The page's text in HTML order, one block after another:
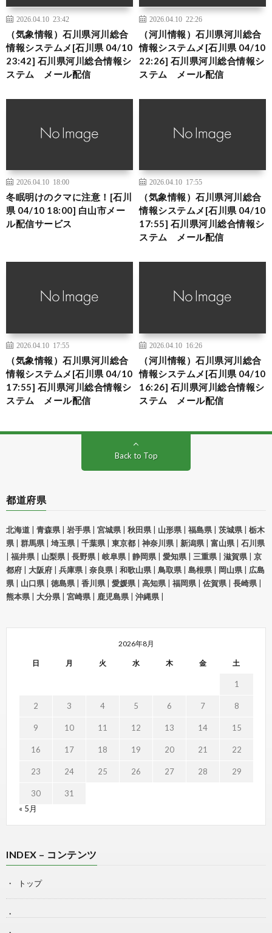
2026.04.10 23:42
（気象情報）石川県河川総合
情報システムメ[石川県 04/10
23:42] 石川県河川総合情報シ
ステム メール配信
2026.04.10 22:26
（河川情報）石川県河川総合
情報システムメ[石川県 04/10
22:26] 石川県河川総合情報シ
ステム メール配信
2026.04.10 18:00
冬眠明けのクマに注意！[石川
県 04/10 18:00] 白山市メー
ル配信サービス
2026.04.10 17:55
（気象情報）石川県河川総合
情報システムメ[石川県 04/10
17:55] 石川県河川総合情報シ
ステム メール配信
2026.04.10 17:55
（気象情報）石川県河川総合
情報システムメ[石川県 04/10
17:55] 石川県河川総合情報シ
ステム メール配信
2026.04.10 16:26
（河川情報）石川県河川総合
情報システムメ[石川県 04/10
16:26] 石川県河川総合情報シ
ステム メール配信
Back to Top
都道府県
北海道 青森県 岩手県 宮城県 秋田県 山形県 福島県 茨城県
栃木
県
群馬県 埼玉県 千葉県 東京都 神奈川県 新潟県 富山県
石川県
福井県 山梨県 長野県 岐阜県 静岡県 愛知県 三重県 滋賀県
京
都府
大阪府 兵庫県 奈良県 和歌山県 鳥取県 島根県 岡山県
広島
県
山口県 徳島県 香川県 愛媛県 高知県 福岡県 佐賀県 長崎県
熊本県
大分県 宮崎県 鹿児島県 沖縄県
2026年8月
日 月 火 水 木 金 土
1
2 3 4 5 6 7 8
9 10 11 12 13 14 15
16 17 18 19 20 21 22
23 24 25 26 27 28 29
30
31
« 5月
INDEX – コンテンツ
トップ